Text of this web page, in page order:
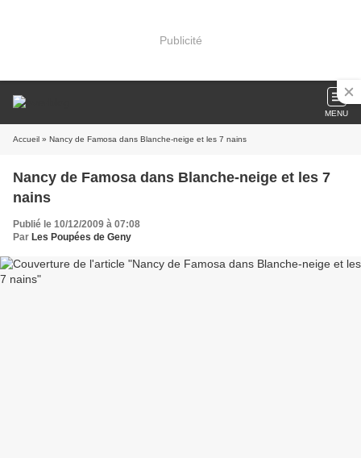
Publicité
MENU
Accueil » Nancy de Famosa dans Blanche-neige et les 7 nains
Nancy de Famosa dans Blanche-neige et les 7
nains
Publié le 10/12/2009 à 07:08
Par Les Poupées de Geny